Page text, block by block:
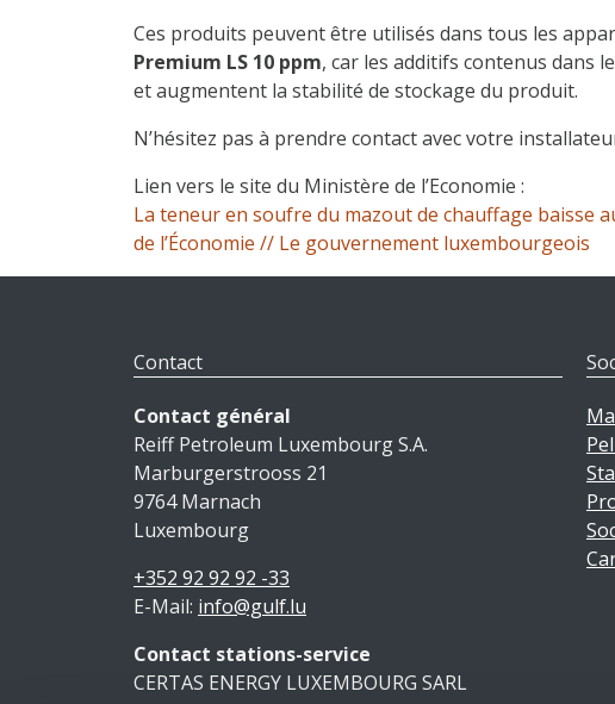
Ces produits peuvent être utilisés dans tous les
Premium LS 10 ppm, car les additifs contenus dans
et augmentent la stabilité de stockage du produit.
N’hésitez pas à prendre contact avec votre
Lien vers le site du Ministère de l’Economie :
La teneur en soufre du mazout de chauffage baisse
de l’Économie // Le gouvernement luxembourgeois
Contact
Contact général
Reiff Petroleum Luxembourg S.A.
Marburgerstrooss 21
9764 Marnach
Luxembourg
+352 92 92 92 -33
E-Mail: info@gulf.lu
Contact stations-service
CERTAS ENERGY LUXEMBOURG SARL